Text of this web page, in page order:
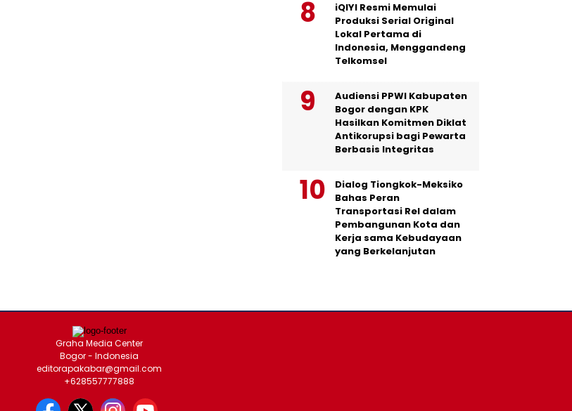
iQIYI Resmi Memulai
Produksi Serial Original
Lokal Pertama di
Indonesia, Menggandeng
Telkomsel
Audiensi PPWI Kabupaten
Bogor dengan KPK
Hasilkan Komitmen Diklat
Antikorupsi bagi Pewarta
Berbasis Integritas
Dialog Tiongkok-Meksiko
Bahas Peran
Transportasi Rel dalam
Pembangunan Kota dan
Kerja sama Kebudayaan
yang Berkelanjutan
Graha Media Center
Bogor - Indonesia
editorapakabar@gmail.com
+628557777888